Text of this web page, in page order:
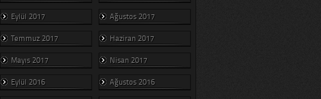
Eylül 2017 Ağustos 2017
Temmuz 2017 Haziran 2017
Mayıs 2017 Nisan 2017
Eylül 2016 Ağustos 2016